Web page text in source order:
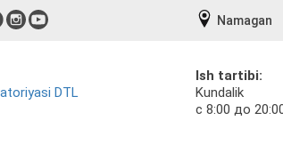
Namagan
Ish tartibi:
Kundalik
с 8:00 до